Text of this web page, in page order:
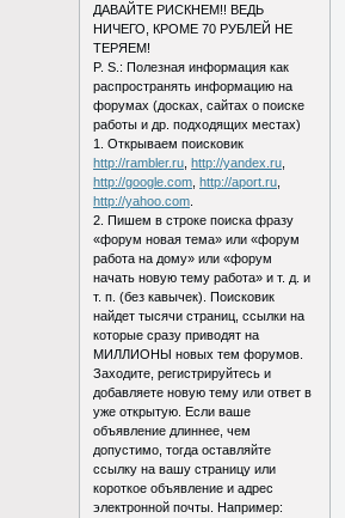
ДАВАЙТЕ РИСКНЕМ!! ВЕДЬ
НИЧЕГО, КРОМЕ 70 РУБЛЕЙ НЕ
ТЕРЯЕМ!
P. S.: Полезная информация как
распространять информацию на
форумах (досках, сайтах о поиске
работы и др. подходящих местах)
1. Открываем поисковик
http://rambler.ru http://yandex.ru
http://google.com http://aport.ru
http://yahoo.com
2. Пишем в строке поиска фразу
«форум новая тема» или «форум
работа на дому» или «форум
начать новую тему работа» и т. д. и
т. п. (без кавычек). Поисковик
найдет тысячи страниц, ссылки на
которые сразу приводят на
МИЛЛИОНЫ новых тем форумов.
Заходите, регистрируйтесь и
добавляете новую тему или ответ в
уже открытую. Если ваше
объявление длиннее, чем
допустимо, тогда оставляйте
ссылку на вашу страницу или
короткое объявление и адрес
электронной почты. Например: